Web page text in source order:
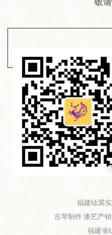
福建竑翯
古琴制作 漆艺产
福建省